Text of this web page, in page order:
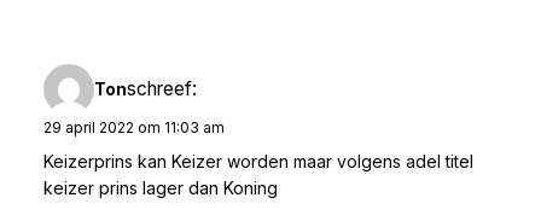
Tonschreef:
29 april 2022 om 11:03 am
Keizerprins kan Keizer worden maar volgens adel titel
keizer prins lager dan Koning